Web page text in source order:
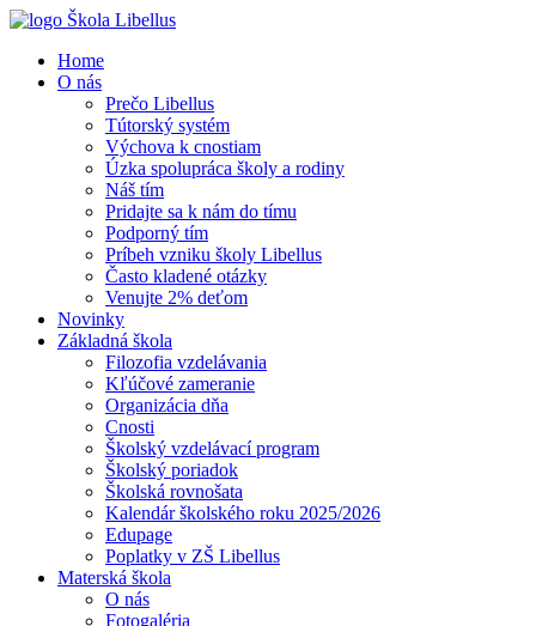
Home
O nás
Prečo Libellus
Tútorský systém
Výchova k cnostiam
Úzka spolupráca školy a rodiny
Náš tím
Pridajte sa k nám do tímu
Podporný tím
Príbeh vzniku školy Libellus
Často kladené otázky
Venujte 2% deťom
Novinky
Základná škola
Filozofia vzdelávania
Kľúčové zameranie
Organizácia dňa
Cnosti
Školský vzdelávací program
Školský poriadok
Školská rovnošata
Kalendár školského roku 2025/2026
Edupage
Poplatky v ZŠ Libellus
Materská škola
O nás
Fotogaléria